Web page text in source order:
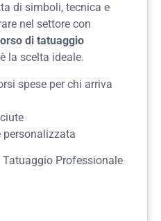
di simboli, tecnica e
nel settore con
di tatuaggio
è la scelta ideale.
spese per chi arriva
personalizzata
Professionale